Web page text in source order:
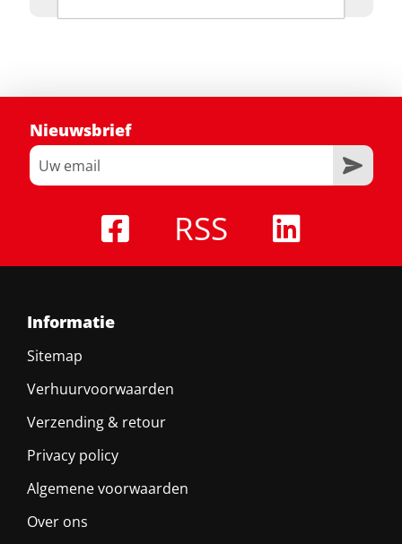
Nieuwsbrief
RSS
Informatie
Sitemap
Verhuurvoorwaarden
Verzending & retour
Privacy policy
Algemene voorwaarden
Over ons